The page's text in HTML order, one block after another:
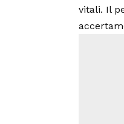
vitali. Il